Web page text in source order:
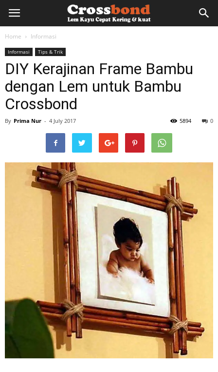
lemkayu.net
Lem
Home Informasi
Informasi Tips & Trik
DIY Kerajinan Frame Bambu
dengan Lem untuk Bambu
Crossbond
By Prima Nur - 4 July 2017 0
5894